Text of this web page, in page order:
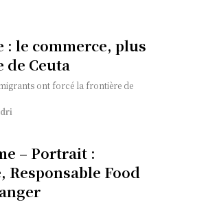
: le commerce, plus
de Ceuta
ont forcé la frontière de
– Portrait :
Responsable Food